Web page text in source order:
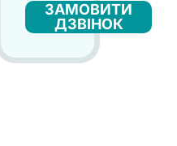
ЗАМОВИТИ
ДЗВІНОК